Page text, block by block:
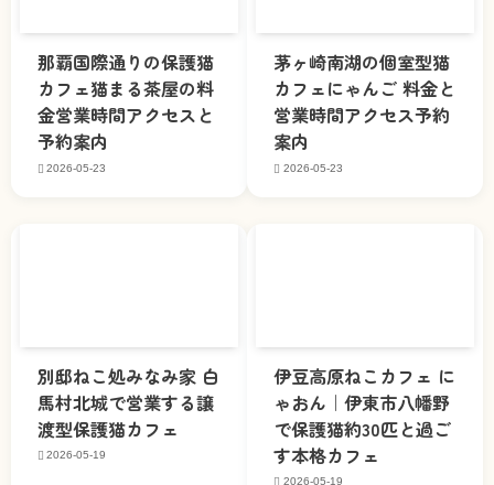
那覇国際通りの保護猫
カフェ猫まる茶屋の料
金営業時間アクセスと
予約案内
2026-05-23
茅ヶ崎南湖の個室型猫
カフェにゃんご 料金と
営業時間アクセス予約
案内
2026-05-23
別邸ねこ処みなみ家 白
馬村北城で営業する譲
渡型保護猫カフェ
2026-05-19
伊豆高原ねこカフェ に
ゃおん｜伊東市八幡野
で保護猫約30匹と過ご
す本格カフェ
2026-05-19